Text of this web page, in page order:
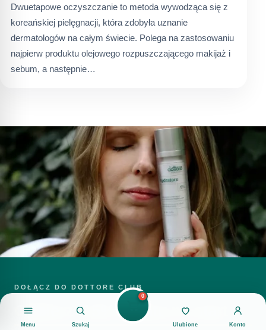
Menu Szukaj
0
Ulubione Konto
Dwuetapowe oczyszczanie to metoda wywodząca się z
koreańskiej pielęgnacji, która zdobyła uznanie
dermatologów na całym świecie. Polega na zastosowaniu
najpierw produktu olejowego rozpuszczającego makijaż i
sebum, a następnie…
DOŁĄCZ DO DOTTORE CLUB
Odbierz -15% rabatu na start